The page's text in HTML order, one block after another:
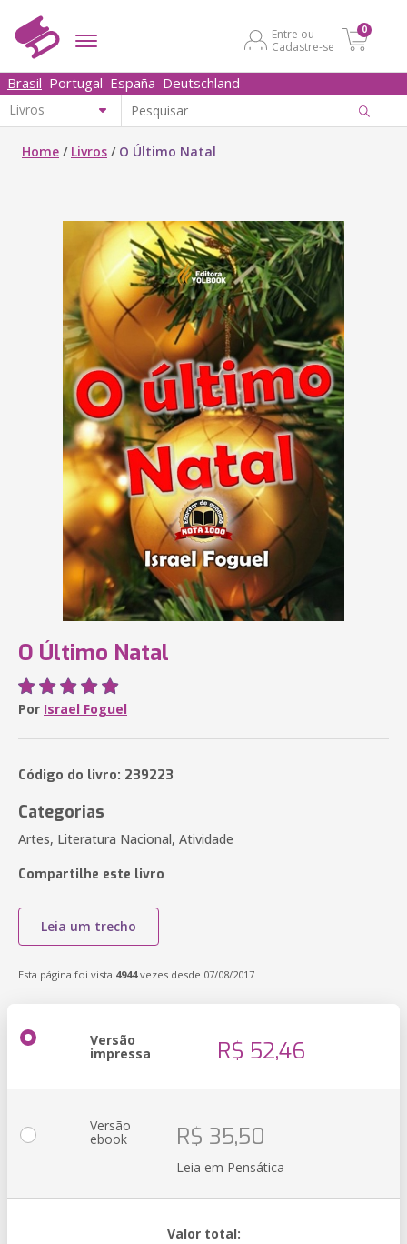
Entre ou
Cadastre-se
0
Brasil Portugal España Deutschland
Home / Livros / O Último Natal
O Último Natal
Por Israel Foguel
Código do livro: 239223
Categorias
Artes, Literatura Nacional, Atividade
Compartilhe este livro
Leia um trecho
Esta página foi vista 4944vezes desde 07/08/2017
Versão
impressa R$ 52,46
Versão
ebook R$ 35,50
Leia em Pensática
Valor total: